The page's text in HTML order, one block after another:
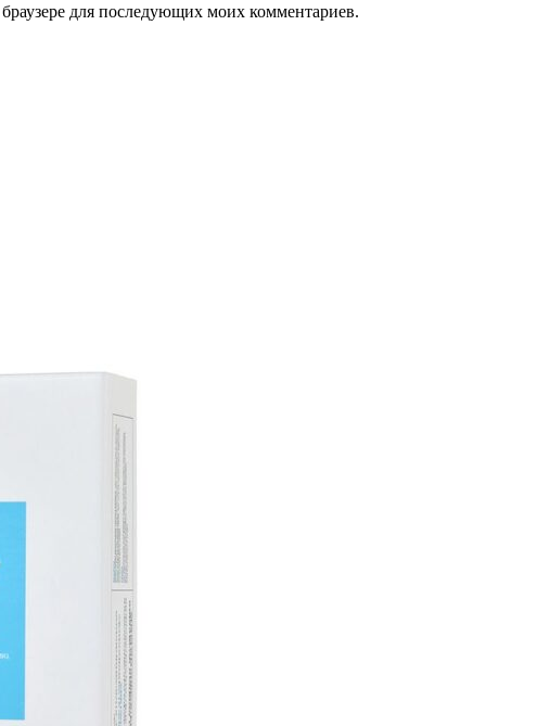
для последующих моих комментариев.